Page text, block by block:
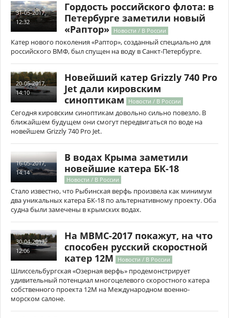
31-05-2017,
12:32
Гордость российского флота: в
Петербурге заметили новый
«Раптор» Новости / В России
Катер нового поколения «Раптор», созданный специально для
российского ВМФ, был спущен на воду в Санкт-Петербурге.
20-05-2017,
14:10
Новейший катер Grizzly 740 Pro
Jet дали кировским
синоптикам
Новости / В России
Сегодня кировским синоптикам довольно сильно повезло. В
ближайшем будущем они смогут передвигаться по воде на
новейшем Grizzly 740 Pro Jet.
16-05-2017,
14:14
В водах Крыма заметили
новейшие катера БК-18
Новости / В России
Стало известно, что Рыбинская верфь произвела как минимум
два уникальных катера БК-18 по альтернативному проекту. Оба
судна были замечены в крымских водах.
30-04-2017,
12:06
На МВМС-2017 покажут, на что
способен русский скоростной
катер 12М
Новости / В России
Шлиссельбургская «Озерная верфь» продемонстрирует
удивительный потенциал многоцелевого скоростного катера
собственного проекта 12М на Международном военно-
морском салоне.